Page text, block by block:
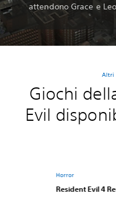
attendono Grace e
Altri
Giochi
Evil
Horror
Resident Evil 4